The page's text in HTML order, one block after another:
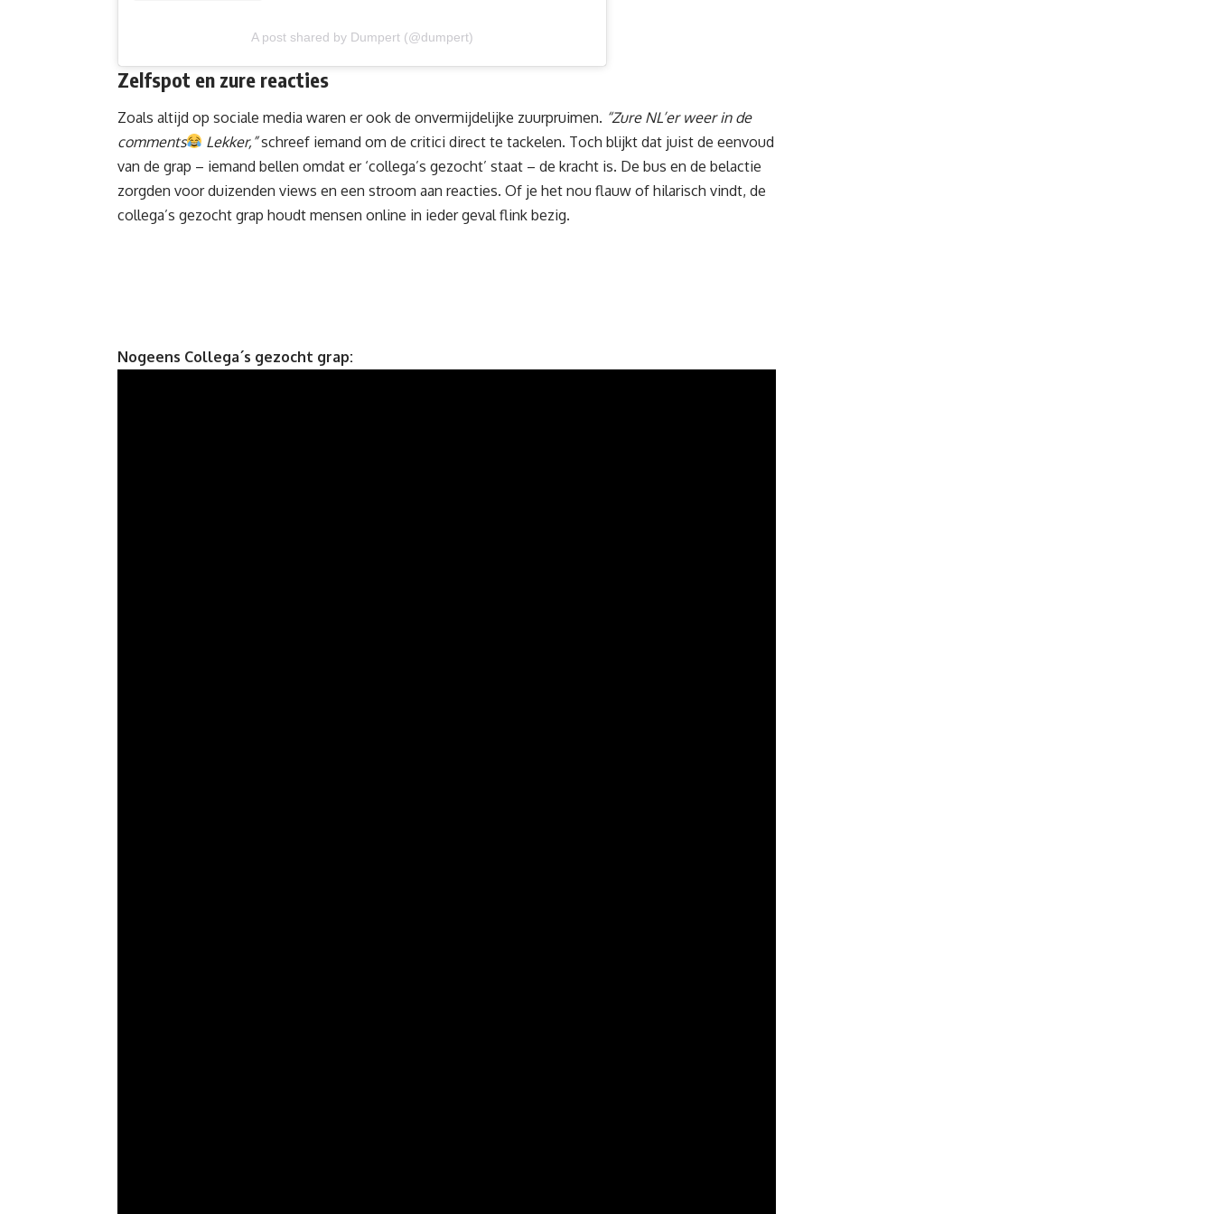
A post shared by Dumpert (@dumpert)
Zelfspot en zure reacties
Zoals altijd op sociale media waren er ook de onvermijdelijke zuurpruimen. “Zure NL’er weer in de
comments
Lekker,”schreef iemand om de critici direct te tackelen. Toch blijkt dat juist de eenvoud
van de grap – iemand bellen omdat er ‘collega’s gezocht’ staat – de kracht is. De bus en de belactie
zorgden voor duizenden views en een stroom aan reacties. Of je het nou flauw of hilarisch vindt, de
collega’s gezocht grap houdt mensen online in ieder geval flink bezig.
Nogeens Collega´s gezocht grap: